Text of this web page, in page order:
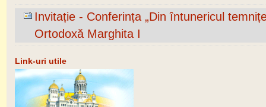
Invitație - Conferința „Din întunericul
Ortodoxă Marghita I
Link-uri utile